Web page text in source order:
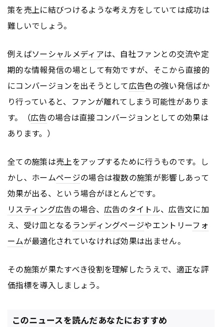
策を売上に結びつけるような考え方をしていては成功は
難しいでしょう。
例えばソーシャルメディアは、自社ファンとの交流や定
期的な情報発信の場として有効ですが、そこから直接的
にコンバージョンを出そうとして広告色の強い発信ばか
り行っていると、ファンが離れてしまう可能性がありま
す。（広告の場合は直接コンバージョンとしての効果は
あります。）
全ての施策は売上をアップするために行うものです。し
かし、ホームページの場合は複数の施策が影響しあって
効果が出る、という場合がほとんどです。
リスティング広告の場合、 広告のタイトル、広告文に加
え、受け皿となる ランディングページやエントリーフォ
ームが最適化されていなければ効果は出ません。
その施策が果たすべき役割を理解したうえで、適正な評
価指標を導入しましょう。
このニュースを読んだあなたにおすすめ